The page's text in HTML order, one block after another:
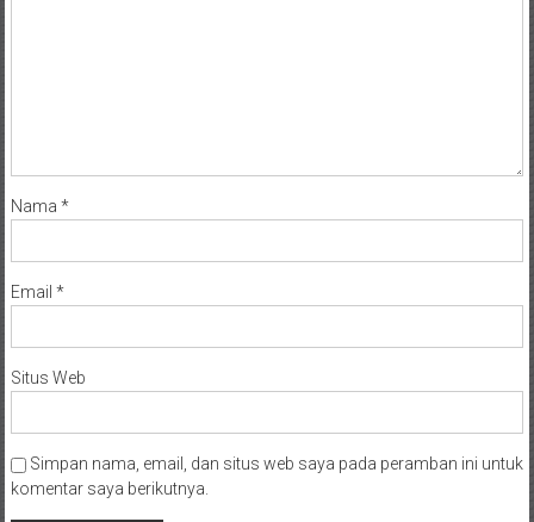
Nama *
Email *
Situs Web
Simpan nama, email, dan situs web saya pada peramban ini untuk
komentar saya berikutnya.